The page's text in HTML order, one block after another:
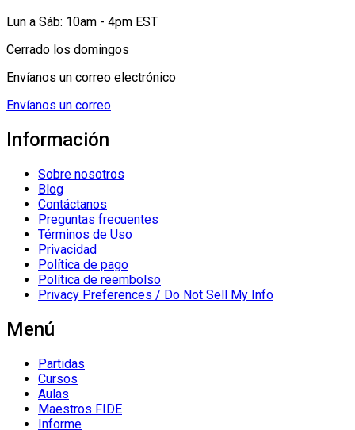
Lun a Sáb: 10am - 4pm EST
Cerrado los domingos
Envíanos un correo electrónico
Envíanos un correo
Información
Sobre nosotros
Blog
Contáctanos
Preguntas frecuentes
Términos de Uso
Privacidad
Política de pago
Política de reembolso
Privacy Preferences / Do Not Sell My Info
Menú
Partidas
Cursos
Aulas
Maestros FIDE
Informe